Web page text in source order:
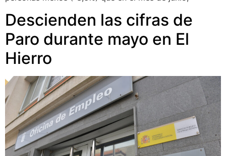
Descienden las cifras de
Paro durante mayo en El
Hierro